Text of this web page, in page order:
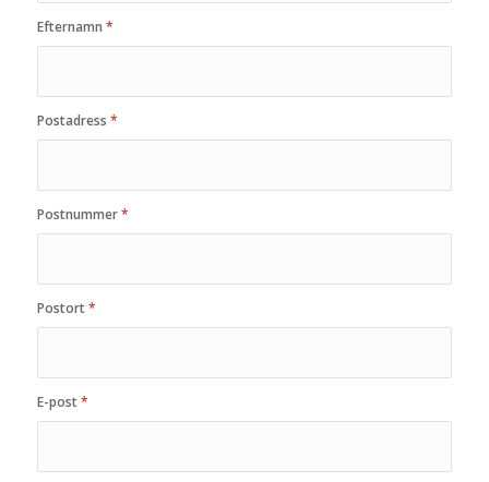
Efternamn *
Postadress *
Postnummer*
Postort*
E-post*